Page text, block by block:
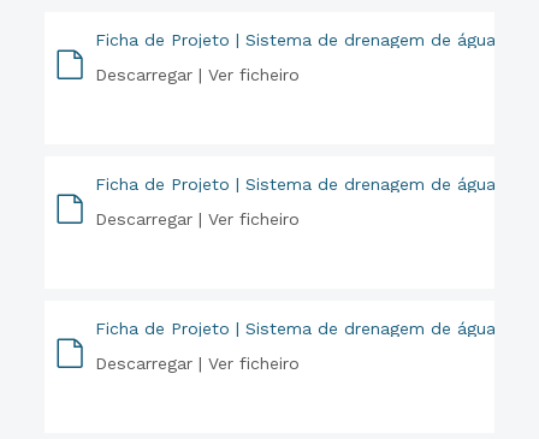
Ficha de Projeto | Sistema de drenagem de águas
Descarregar |Ver ficheiro
Ficha de Projeto | Sistema de drenagem de águas
Descarregar |Ver ficheiro
Ficha de Projeto | Sistema de drenagem de águas
Descarregar |Ver ficheiro